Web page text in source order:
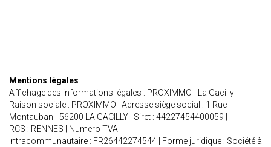
Mentions légales
Affichage des informations légales : PROXIMMO - La Gacilly |
Raison sociale : PROXIMMO | Adresse siège social : 1 Rue
Montauban - 56200 LA GACILLY | Siret : 44227454400059 |
RCS : RENNES | Numero TVA
Intracommunautaire : FR26442274544 | Forme juridique : Société à